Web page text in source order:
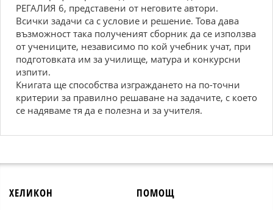
РЕГАЛИЯ 6, представени от неговите автори.
Всички задачи са с условие и решение. Това дава
възможност така полученият сборник да се използва
от учениците, независимо по кой учебник учат, при
подготовката им за училище, матура и конкурсни
изпити.
Книгата ще способства изграждането на по-точни
критерии за правилно решаване на задачите, с което
се надяваме тя да е полезна и за учителя.
ХЕЛИКОН ПОМОЩ